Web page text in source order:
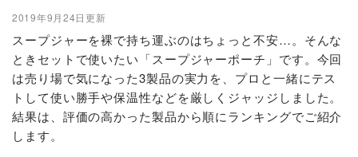
2019年9月24日更新
スープジャーを裸で持ち運ぶのはちょっと不安…。そんな
ときセットで使いたい「スープジャーポーチ」です。今回
は売り場で気になった3製品の実力を、プロと一緒にテス
トして使い勝手や保温性などを厳しくジャッジしました。
結果は、評価の高かった製品から順にランキングでご紹介
します。